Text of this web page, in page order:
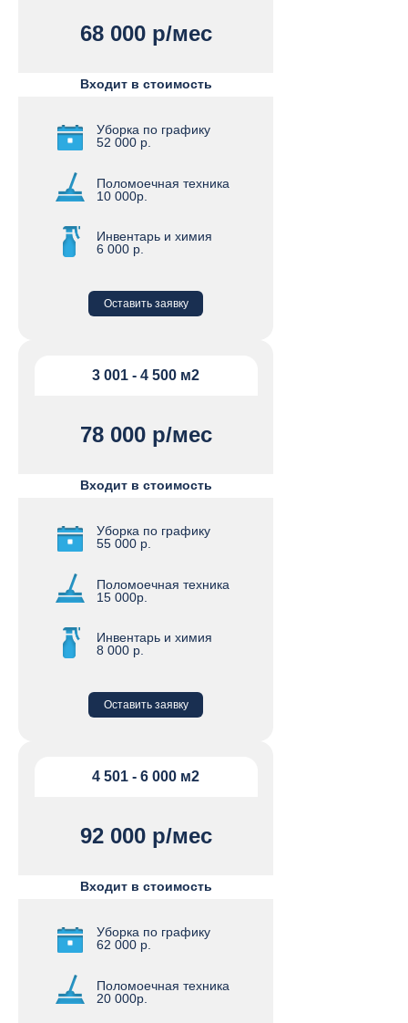
68 000 р/мес
Входит в стоимость
Уборка по графику
52 000 р.
Поломоечная техника
10 000р.
Инвентарь и химия
6 000 р.
Оставить заявку
3 001 - 4 500 м2
78 000 р/мес
Входит в стоимость
Уборка по графику
55 000 р.
Поломоечная техника
15 000р.
Инвентарь и химия
8 000 р.
Оставить заявку
4 501 - 6 000 м2
92 000 р/мес
Входит в стоимость
Уборка по графику
62 000 р.
Поломоечная техника
20 000р.